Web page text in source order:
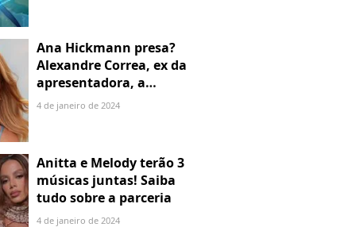
Ana Hickmann presa?
Alexandre Correa, ex da
apresentadora, a
denuncia por alienação
4 de janeiro de 2024
Anitta e Melody terão 3
músicas juntas! Saiba
tudo sobre a parceria
4 de janeiro de 2024